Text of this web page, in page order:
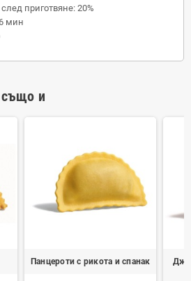
приготвяне: 20%
мин
и
Панцероти с рикота и спанак